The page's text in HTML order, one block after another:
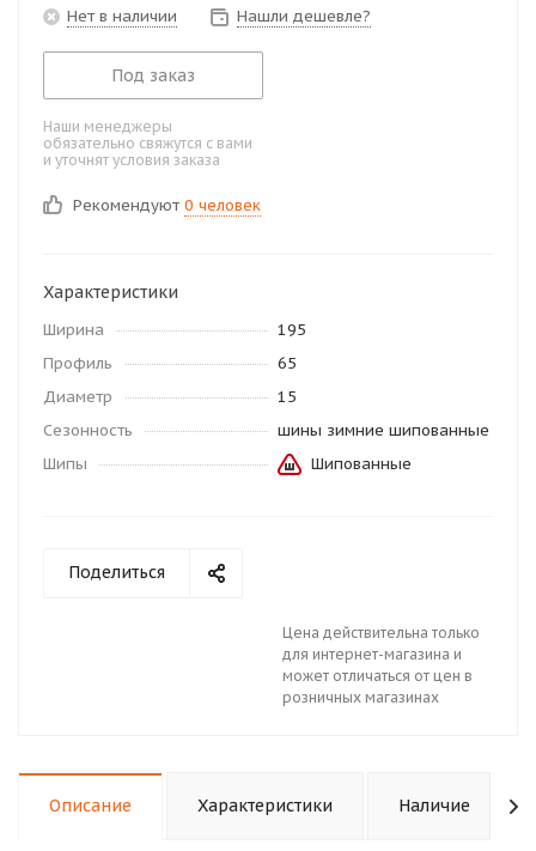
Нет в наличии Нашли дешевле?
Под заказ
Наши менеджеры
обязательно свяжутся с вами
и уточнят условия заказа
Рекомендуют 0 человек
Характеристики
Ширина
195
Профиль
65
Диаметр
15
Сезонность
шины зимние шипованные
Шипы
Шипованные
Поделиться
Цена действительна только
для интернет-магазина и
может отличаться от цен в
розничных магазинах
Описание Характеристики Наличие